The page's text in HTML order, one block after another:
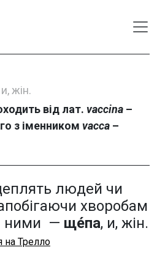
и, жін.
від лат. vaccina –
з іменником vacca –
людей чи
хворобам
ними — ще́па, и, жін.
на Трелло